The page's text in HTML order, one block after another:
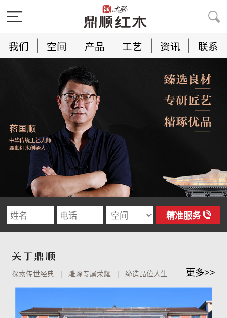
我们 空间 产品 工艺 资讯 联系
探索传世经典 | 雕琢专属荣耀 | 缔造品位人生 更多>>